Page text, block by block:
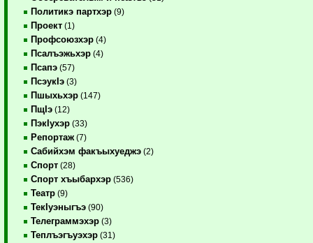
Политикэ партхэр (9)
Проект (1)
Профсоюзхэр (4)
Псалъэжьхэр (4)
Псапэ (57)
ПсэукIэ (3)
Пшыхьхэр (147)
ПщIэ (12)
ПэкIухэр (33)
Репортаж (7)
Сабийхэм факъыхуеджэ (2)
Спорт (28)
Спорт хъыбархэр (536)
Театр (9)
ТекIуэныгъэ (90)
Телеграммэхэр (3)
Теплъэгъуэхэр (31)